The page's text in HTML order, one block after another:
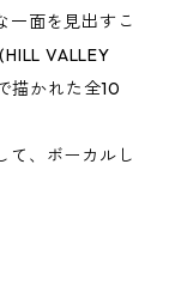
一面を見出すこ
VALLEY
描かれた全10
て、ボーカルし